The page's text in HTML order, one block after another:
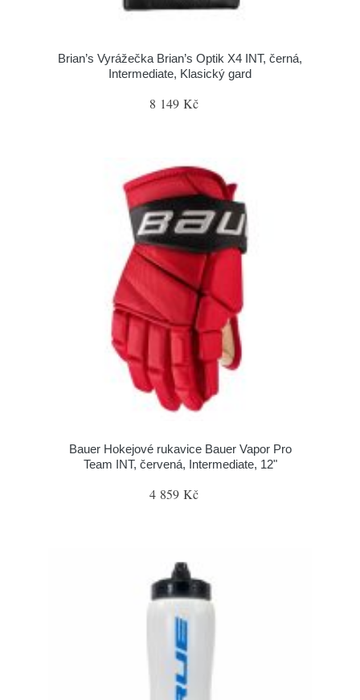
Brian’s Vyrážečka Brian’s Optik X4 INT, černá,
Intermediate, Klasický gard
8 149 Kč
Bauer Hokejové rukavice Bauer Vapor Pro
Team INT, červená, Intermediate, 12"
4 859 Kč